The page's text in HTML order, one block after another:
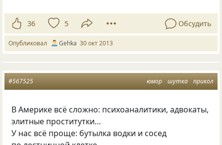
36 5 Обсудить
Опубликовал Gehka 30 окт 2013
юмор шутка прикол
#567525
В Америке всё сложно: психоаналитики, адвокаты,
элитные проститутки…
У нас всё проще: бутылка водки и сосед